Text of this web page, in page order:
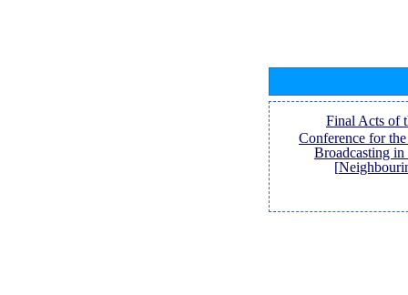
[Final Acts of
Conference for
Broadcasting